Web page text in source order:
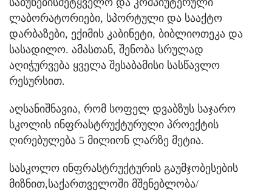
საბუნებისმეტყველო და კომპიუტერული
ლაბორატორიები, სპორტული და სააქტო
დარბაზები, ექიმის კაბინეტი, ბიბლიოთეკა და
სასადილო. ამასთან, შენობა სრულად
აღიჭურვება ყველა შესაბამისი სასწავლო
რესურსით.
აღსანიშნავია, რომ სოფელ დვაბზუს საჯარო
სკოლის ინფრასტრუქტურული პროექტის
ღირებულება 5 მილიონ ლარზე მეტია.
სასკოლო ინფრასტრუქტურის გაუმჯობესების
მიზნით,საქართველოში მშენებლობა/